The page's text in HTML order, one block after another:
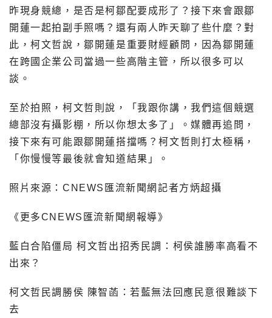
昨現身競總，是否是柯鄒配要成形了？接下來會跟鄒
開蓮一起拍副手照嗎？還有兩人昨天聊了些什麼？對
此，柯文哲說，鄒開蓮是重要財經顧問，因為鄒開蓮
在跨國企業公司當過一些高階主管，所以很多可以
談。
至於拍照，柯文哲則說，「我跟你講，我們這個競選
總部沒有攝影棚，所以你想太多了」。媒體再追問，
接下來有可能跟鄒開蓮搭擋嗎？柯文哲則打太極稱，
「你慢慢等最後就會知道結果」。
照片來源：CNEWS匯流新聞網記者方炳超攝
《更多CNEWS匯流新聞網報導》
藍白合陷僵局 柯文哲出招秀民調：柯侯誰勝率高看不
出來？
柯文哲民調勝侯 陳智菡：若藍無法回應民意很難談下
去